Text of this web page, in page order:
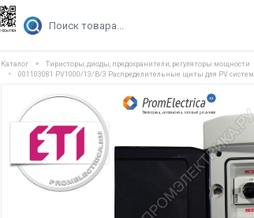
Каталог Тиристоры, диоды, предохранители, регуляторы мощности
001103081 PV1000/13/B/3 Распределительные щиты для PV систем